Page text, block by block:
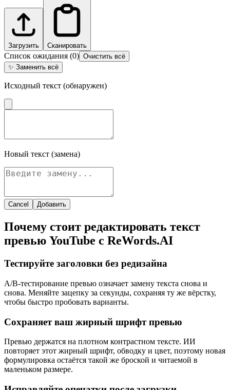
Загрузить Сканировать
Список ожидания (0) Очистить всё
✨ Заменить всё
Исходный текст (обнаружен)
Новый текст (замена)
Cancel Добавить
Почему стоит редактировать текст
превью YouTube с ReWords.AI
Тестируйте заголовки без редизайна
A/B-тестирование превью означает замену текста снова и
снова. Меняйте зацепку за секунды, сохраняя ту же вёрстку,
чтобы быстро пробовать варианты.
Сохраняет ваш жирный шрифт превью
Превью держатся на плотном контрастном тексте. ИИ
повторяет этот жирный шрифт, обводку и цвет, поэтому новая
формулировка остаётся такой же броской и читаемой в
маленьком размере.